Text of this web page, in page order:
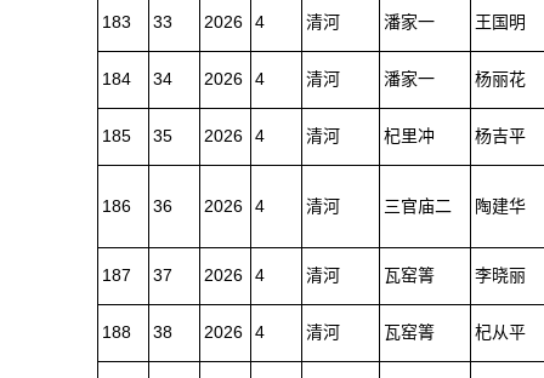
183 33 2026 4 清河 潘家一 王国明
184 34 2026 4 清河 潘家一 杨丽花
185 35 2026 4 清河 杞里冲 杨吉平
186 36 2026 4 清河 三官庙二 陶建华
187 37 2026 4 清河 瓦窑箐 李晓丽
188 38 2026 4 清河 瓦窑箐 杞从平